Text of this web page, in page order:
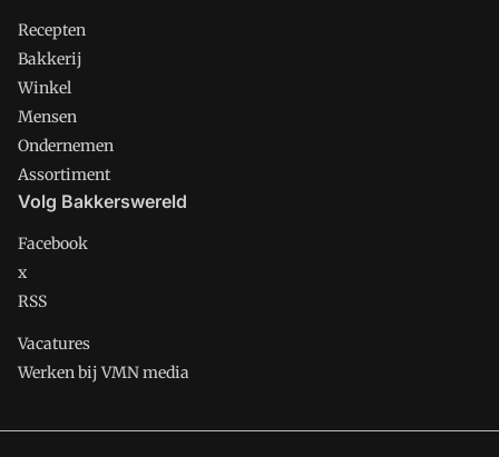
Recepten
Bakkerij
Winkel
Mensen
Ondernemen
Assortiment
Volg Bakkerswereld
Facebook
x
RSS
Vacatures
Werken bij VMN media